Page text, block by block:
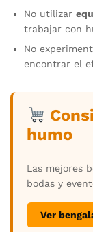
No utilizar
trabajar con
No
encontrar el
humo
Las mejores
bodas y
Ver